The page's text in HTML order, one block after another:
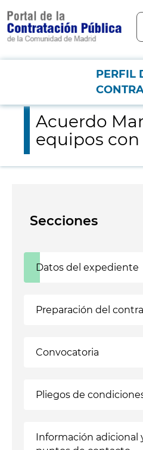
contenido
principal
Menú PCON
PERFIL
Acuerdo Marco para
Acuerdo
equipos con
Secciones
Datos del expediente
Preparación del
Convocatoria
Pliegos de
Información adicional